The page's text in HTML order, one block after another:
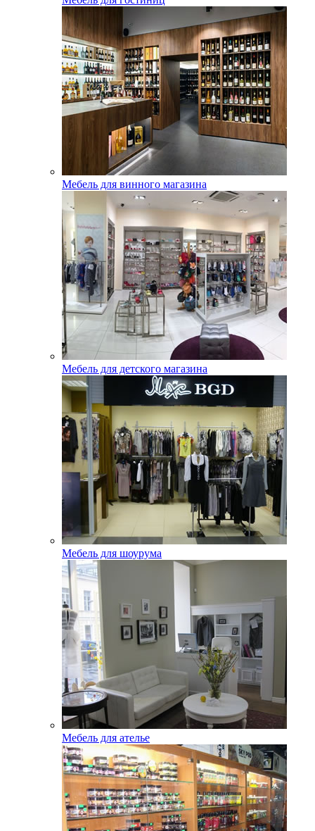
Мебель для винного магазина
Мебель для детского магазина
Мебель для шоурума
Мебель для ателье